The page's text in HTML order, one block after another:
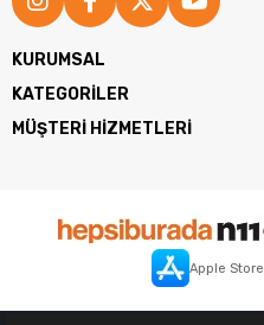
KURUMSAL
KATEGORİLER
MÜŞTERİ HİZMETLERİ
Apple Store